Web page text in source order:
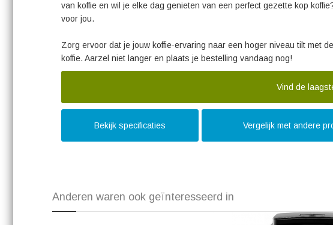
van koffie en wil je elke dag genieten van een perfect gezette kop
voor jou.
Zorg ervoor dat je jouw koffie-ervaring naar een hoger niveau tilt met
koffie. Aarzel niet langer en plaats je bestelling vandaag nog!
Vind de
Bekijk specificaties Vergelijk met andere
Anderen waren ook geïnteresseerd in